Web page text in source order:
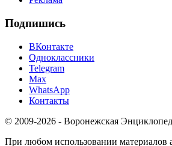
Подпишись
ВКонтакте
Одноклассники
Telegram
Max
WhatsApp
Контакты
© 2009-2026 - Воронежская
При любом использовании материалов